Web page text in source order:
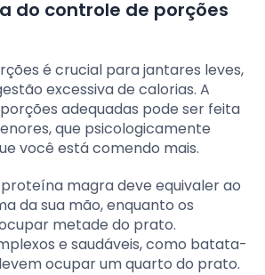
do controle de porções
é crucial para jantares leves,
excessiva de calorias. A
adequadas pode ser feita
que psicologicamente
você está comendo mais.
magra deve equivaler ao
da sua mão, enquanto os
metade do prato.
e saudáveis, como batata-
ocupar um quarto do prato.